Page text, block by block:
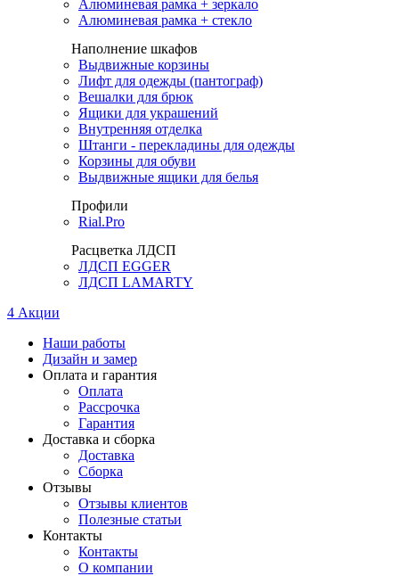
Алюминевая рамка + зеркало
Алюминевая рамка + стекло
Наполнение шкафов
Выдвижные корзины
Лифт для одежды (пантограф)
Вешалки для брюк
Ящики для украшений
Внутренняя отделка
Штанги - перекладины для одежды
Корзины для обуви
Выдвижные ящики для белья
Профили
Rial.Pro
Расцветка ЛДСП
ЛДСП EGGER
ЛДСП LAMARTY
4 Акции
Наши работы
Дизайн и замер
Оплата и гарантия
Оплата
Рассрочка
Гарантия
Доставка и сборка
Доставка
Сборка
Отзывы
Отзывы клиентов
Полезные статьи
Контакты
Контакты
О компании